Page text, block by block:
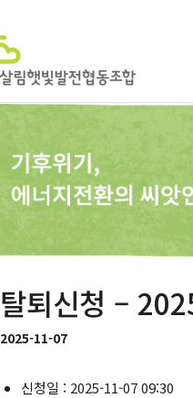
탈퇴신청 –
2025-11-07
신청일 : 2025-11-07 09:30